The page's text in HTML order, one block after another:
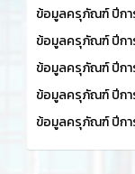
ข้อมูลครุภัณฑ์ ปีกา
ข้อมูลครุภัณฑ์ ปีกา
ข้อมูลครุภัณฑ์ ปีกา
ข้อมูลครุภัณฑ์ ปีกา
ข้อมูลครุภัณฑ์ ปีกา